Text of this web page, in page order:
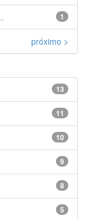
1
próximo >
13
11
10
9
8
5